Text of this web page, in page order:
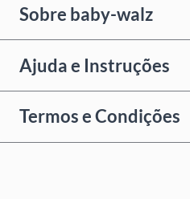
Sobre baby-walz
Ajuda e Instruções
Termos e Condições